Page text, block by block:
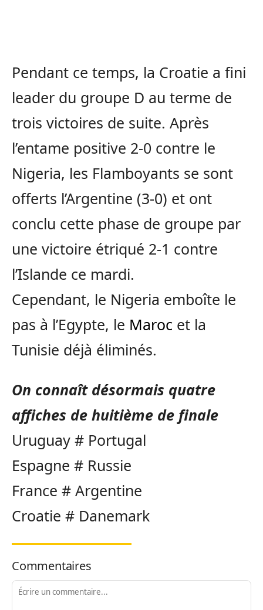
Pendant ce temps, la Croatie a fini
leader du groupe D au terme de
trois victoires de suite. Après
l’entame positive 2-0 contre le
Nigeria, les Flamboyants se sont
offerts l’Argentine (3-0) et ont
conclu cette phase de groupe par
une victoire étriqué 2-1 contre
l’Islande ce mardi.
Cependant, le Nigeria emboîte le
pas à l’Egypte, le Maroc et la
Tunisie déjà éliminés.
On connaît désormais quatre
affiches de huitième de finale
Uruguay # Portugal
Espagne # Russie
France # Argentine
Croatie # Danemark
Commentaires